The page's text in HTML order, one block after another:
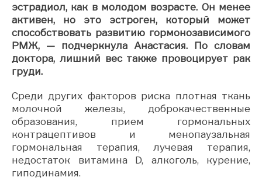
эстрадиол, как в молодом возрасте. Он менее
активен, но это эстроген, который может
способствовать развитию гормонозависимого
РМЖ, — подчеркнула Анастасия. По словам
доктора, лишний вес также провоцирует рак
груди.
Среди других факторов риска плотная ткань
молочной железы, доброкачественные
образования, прием гормональных
контрацептивов и менопаузальная
гормональная терапия, лучевая терапия,
недостаток витамина D, алкоголь, курение,
гиподинамия.